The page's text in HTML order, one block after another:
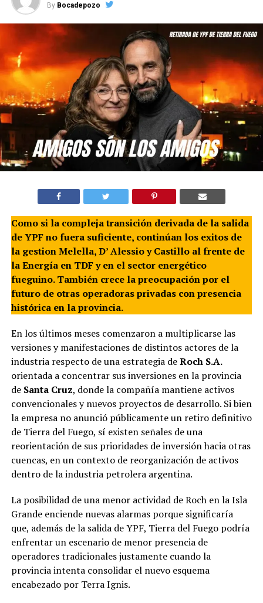
By Bocadepozo
Como si la compleja transición derivada de la salida
de YPF no fuera suficiente, continúan los exitos de
la gestion Melella, D’ Alessio y Castillo al frente de
la Energía en TDF y en el sector energético
fueguino. También crece la preocupación por el
futuro de otras operadoras privadas con presencia
histórica en la provincia.
En los últimos meses comenzaron a multiplicarse las
versiones y manifestaciones de distintos actores de la
industria respecto de una estrategia deRoch S.A.
orientada a concentrar sus inversiones en la provincia
de Santa Cruz, donde la compañía mantiene activos
convencionales y nuevos proyectos de desarrollo. Si bien
la empresa no anunció públicamente un retiro definitivo
de Tierra del Fuego, sí existen señales de una
reorientación de sus prioridades de inversión hacia otras
cuencas, en un contexto de reorganización de activos
dentro de la industria petrolera argentina.
La posibilidad de una menor actividad de Roch en la Isla
Grande enciende nuevas alarmas porque significaría
que, además de la salida de YPF, Tierra del Fuego podría
enfrentar un escenario de menor presencia de
operadores tradicionales justamente cuando la
provincia intenta consolidar el nuevo esquema
encabezado por Terra Ignis.